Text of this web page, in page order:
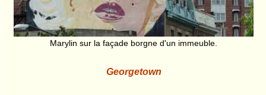
Marylin sur la façade borgne d'un immeuble.
Georgetown